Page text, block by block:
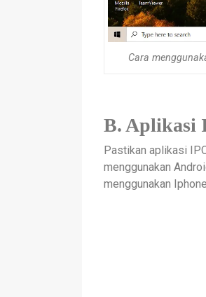
Cara
B. Aplikasi
Pastikan aplikasi
menggunakan
menggunakan